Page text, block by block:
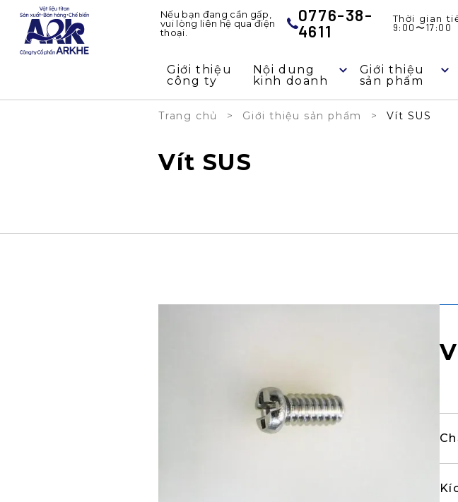
Nếu bạn đang cần gấp,
vui lòng liên hệ qua điện
thoại.
0776-38-
4611
Thời gian
9:00〜17:00
Giới thiệu
công ty
Nội dung
kinh doanh
Giới thiệu
sản phẩm
Trang chủ Giới thiệu sản phẩm Vít SUS
Vít SUS